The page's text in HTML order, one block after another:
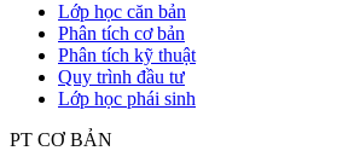
Lớp học căn bản
Phân tích cơ bản
Phân tích kỹ thuật
Quy trình đầu tư
Lớp học phái sinh
PT CƠ BẢN